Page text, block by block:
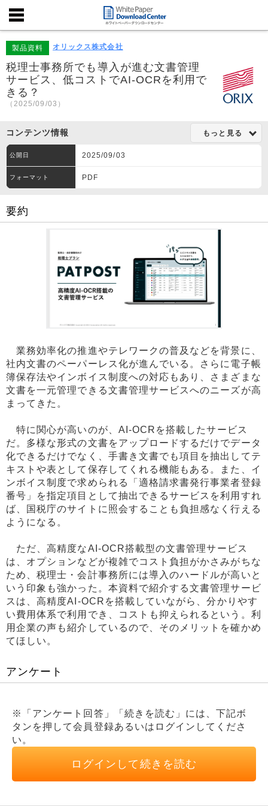
製品資料 オリックス株式会社
税理士事務所でも導入が進む文書管理
サービス、低コストでAI-OCRを利用で
きる？
（2025/09/03）
コンテンツ情報 もっと見る
公開日 2025/09/03
フォーマット PDF
要約
業務効率化の推進やテレワークの普及などを背景に、
社内文書のペーパーレス化が進んでいる。さらに電子帳
簿保存法やインボイス制度への対応もあり、さまざまな
文書を一元管理できる文書管理サービスへのニーズが高
まってきた。
特に関心が高いのが、AI-OCRを搭載したサービス
だ。多様な形式の文書をアップロードするだけでデータ
化できるだけでなく、手書き文書でも項目を抽出してテ
キストや表として保存してくれる機能もある。また、イ
ンボイス制度で求められる「適格請求書発行事業者登録
番号」を指定項目として抽出できるサービスを利用すれ
ば、国税庁のサイトに照会することも負担感なく行える
ようになる。
ただ、高精度なAI-OCR搭載型の文書管理サービス
は、オプションなどが複雑でコスト負担がかさみがちな
ため、税理士・会計事務所には導入のハードルが高いと
いう印象も強かった。本資料で紹介する文書管理サービ
スは、高精度AI-OCRを搭載していながら、分かりやす
い費用体系で利用でき、コストも抑えられるという。利
用企業の声も紹介しているので、そのメリットを確かめ
てほしい。
アンケート
※「アンケート回答」「続きを読む」には、下記ボ
タンを押して会員登録あるいはログインしてくださ
い。
ログインして続きを読む